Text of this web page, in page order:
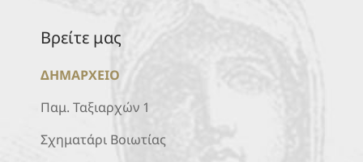
Βρείτε μας
ΔΗΜΑΡΧΕΙΟ
Παμ. Ταξιαρχών 1
Σχηματάρι Βοιωτίας